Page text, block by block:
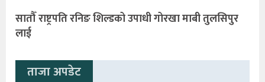
सातौँ राष्ट्रपति रनिङ शिल्डको उपाधी गोरखा माबी तुलसिपुर
लाई
ताजा अपडेट